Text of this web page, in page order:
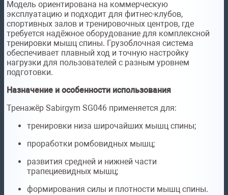
Модель ориентирована на коммерческую
эксплуатацию и подходит для фитнес-клубов,
спортивных залов и тренировочных центров, где
требуется надёжное оборудование для комплексной
тренировки мышц спины. Грузоблочная система
обеспечивает плавный ход и точную настройку
нагрузки для пользователей с разным уровнем
подготовки.
Назначение и особенности использования
Тренажёр Sabirgym SG046 применяется для:
тренировки низа широчайших мышц спины;
проработки ромбовидных мышц;
развития средней и нижней части
трапециевидных мышц;
формирования силы и плотности мышц спины.